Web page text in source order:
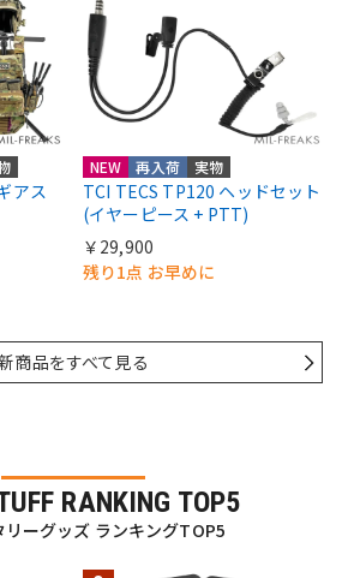
アス
NEW 再入荷 実物
TCI TECS TP120 ヘッドセット
(イヤーピース + PTT)
￥29,900
残り1点 お早めに
商品をすべて見る
RANKING TOP5
ーグッズ ランキングTOP5